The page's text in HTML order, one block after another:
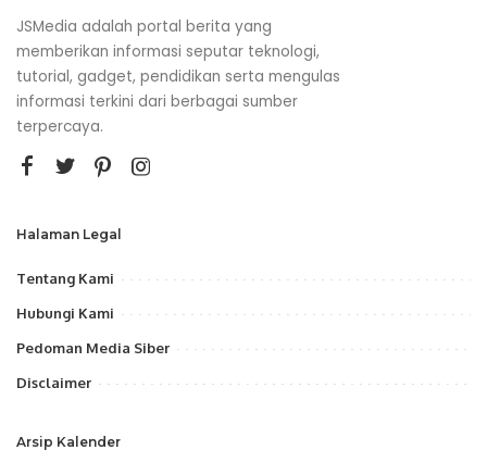
JSMedia adalah portal berita yang
memberikan informasi seputar teknologi,
tutorial, gadget, pendidikan serta mengulas
informasi terkini dari berbagai sumber
terpercaya.
Halaman Legal
Tentang Kami
Hubungi Kami
Pedoman Media Siber
Disclaimer
Arsip Kalender